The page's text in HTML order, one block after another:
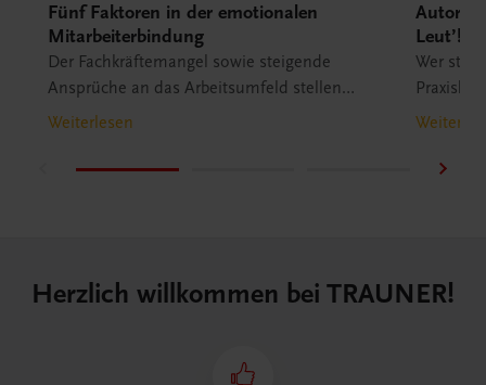
Fünf Faktoren in der emotionalen
Mitarbeiterbindung
Der Fachkräftemangel sowie steigende
Ansprüche an das Arbeitsumfeld stellen
Hotellerie und Gastronomie vor große
Mätzener, Iris Schatzl und Guido Schwarz
Weiterlesen
Leut’!
Wer
Herzlich willkommen bei TRAUNER!